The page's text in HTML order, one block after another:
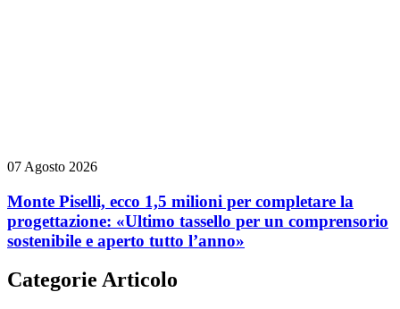
07 Agosto 2026
Monte Piselli, ecco 1,5 milioni per completare la
progettazione: «Ultimo tassello per un comprensorio
sostenibile e aperto tutto l’anno»
Categorie Articolo